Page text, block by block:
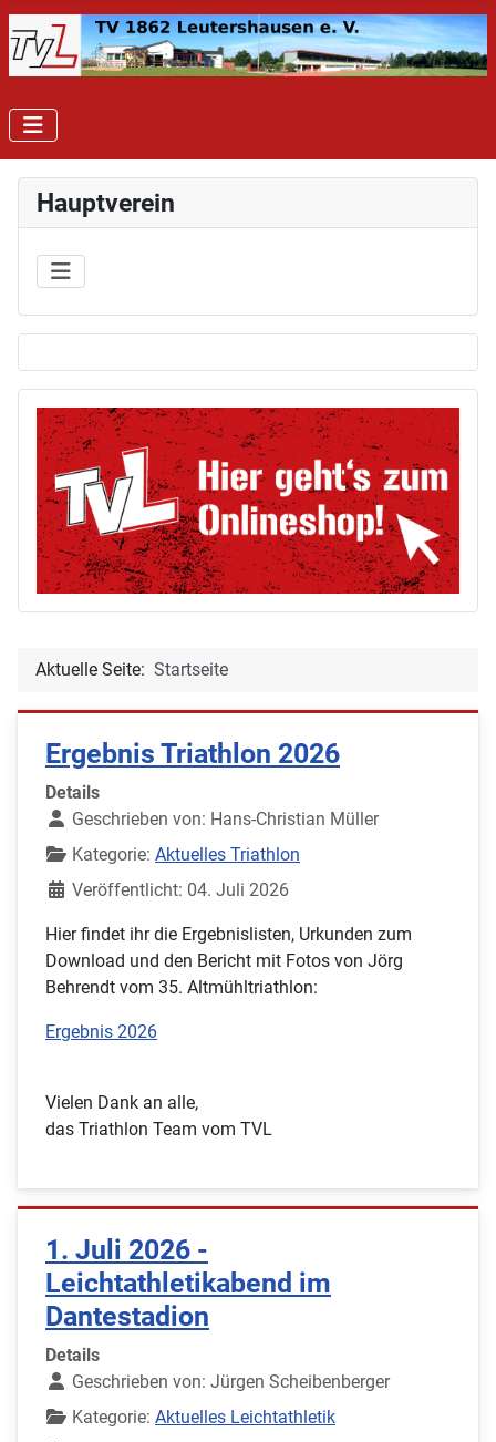
Hauptverein
Aktuelle Seite: Startseite
Ergebnis Triathlon 2026
Details
Geschrieben von: Hans-Christian Müller
Kategorie: Aktuelles Triathlon
Veröffentlicht: 04. Juli 2026
Hier findet ihr die Ergebnislisten, Urkunden zum
Download und den Bericht mit Fotos von Jörg
Behrendt vom 35. Altmühltriathlon:
Ergebnis 2026
Vielen Dank an alle,
das Triathlon Team vom TVL
1. Juli 2026 -
Leichtathletikabend im
Dantestadion
Details
Geschrieben von: Jürgen Scheibenberger
Kategorie: Aktuelles Leichtathletik